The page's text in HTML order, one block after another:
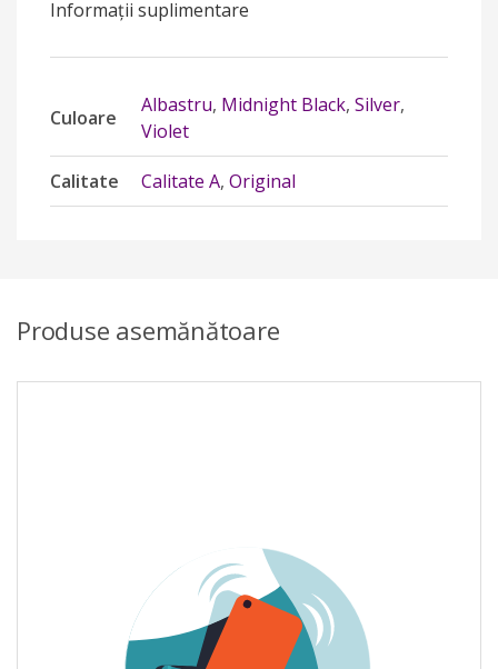
Informații suplimentare
Culoare
Albastru, Midnight Black, Silver,
Violet
Calitate Calitate A, Original
Produse asemănătoare